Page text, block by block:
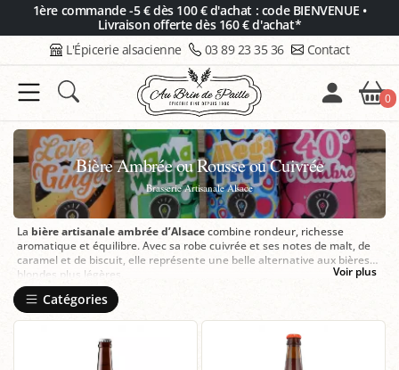
1ère commande -5 € dès 100 € d'achat : code BIENVENUE •
Livraison offerte dès 160 € d'achat*
L'Épicerie alsacienne 03 89 23 35 36 Contact
0
Bière Ambrée ou Rousse ou Cuivrée
Brasserie Artisanale Alsace
La bière artisanale ambrée d’Alsacecombine rondeur, richesse
aromatique et équilibre. Avec sa robe cuivrée et ses notes de malt, de
caramel et de biscuit, elle représente une belle alternative aux bières
blondes plus légères.
ChezAu Bin de Paille à Colmar
artisanales alsaciennes choisies avec soin, ainsi qu’un
accompagnement personnalisé pour trouver la bouteille adaptée à vos
Voir plus
Catégories
Panneau de gestion des cookies